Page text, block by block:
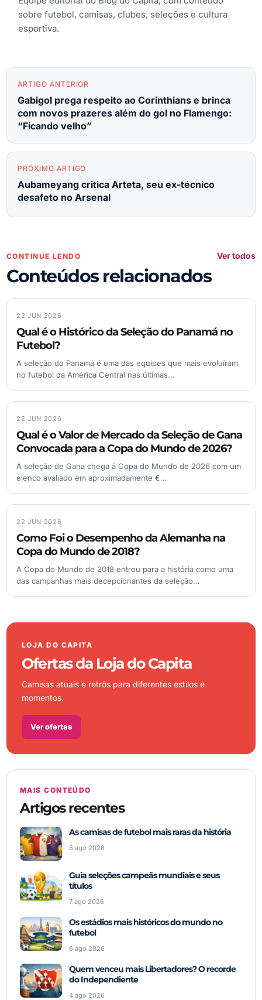
sobre futebol, camisas, clubes, seleções e cultura
esportiva.
ARTIGO ANTERIOR
Gabigol prega respeito ao Corinthians e brinca
com novos prazeres além do gol no Flamengo:
“Ficando velho”
PRÓXIMO ARTIGO
Aubameyang critica Arteta, seu ex-técnico
desafeto no Arsenal
CONTINUE LENDO
Conteúdos relacionados
Ver todos
22 JUN 2026
Qual é o Histórico da Seleção do Panamá no
Futebol?
A seleção do Panamá é uma das equipes que mais evoluíram
no futebol da América Central nas últimas…
22 JUN 2026
Qual é o Valor de Mercado da Seleção de Gana
Convocada para a Copa do Mundo de 2026?
A seleção de Gana chega à Copa do Mundo de 2026 com um
elenco avaliado em aproximadamente €…
22 JUN 2026
Como Foi o Desempenho da Alemanha na
Copa do Mundo de 2018?
A Copa do Mundo de 2018 entrou para a história como uma
das campanhas mais decepcionantes da seleção…
LOJA DO CAPITA
Ofertas da Loja do Capita
Camisas atuais e retrôs para diferentes estilos e
momentos.
Ver ofertas
MAIS CONTEÚDO
Artigos recentes
As camisas de futebol mais raras da história
8 ago 2026
Guia seleções campeãs mundiais e seus
títulos
7 ago 2026
Os estádios mais históricos do mundo no
futebol
6 ago 2026
Quem venceu mais Libertadores? O recorde
do Independiente
4 ago 2026